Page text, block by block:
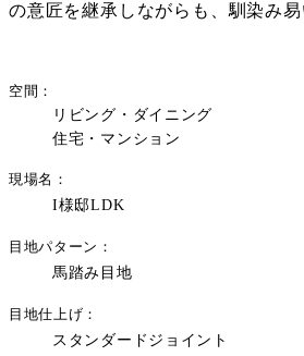
の意匠を継承しながらも、馴染み
空間
リビング・ダイニング
住宅・マンション
現場名
I様邸LDK
目地パターン
馬踏み目地
目地仕上げ
スタンダードジョイント